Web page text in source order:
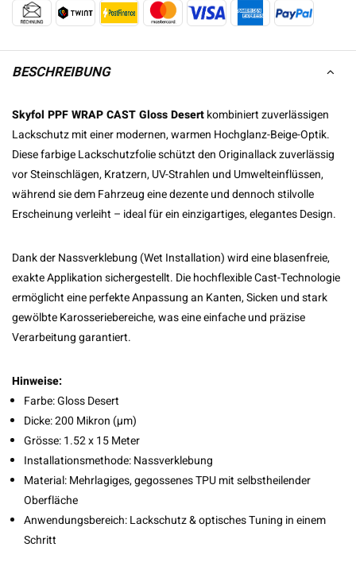
BESCHREIBUNG
Skyfol PPF WRAP CAST Gloss Desertkombiniert zuverlässigen
Lackschutz mit einer modernen, warmen Hochglanz-Beige-Optik.
Diese farbige Lackschutzfolie schützt den Originallack zuverlässig
vor Steinschlägen, Kratzern, UV-Strahlen und Umwelteinflüssen,
während sie dem Fahrzeug eine dezente und dennoch stilvolle
Erscheinung verleiht – ideal für ein einzigartiges, elegantes Design.
Dank der Nassverklebung (Wet Installation) wird eine blasenfreie,
exakte Applikation sichergestellt. Die hochflexible Cast-Technologie
ermöglicht eine perfekte Anpassung an Kanten, Sicken und stark
gewölbte Karosseriebereiche, was eine einfache und präzise
Verarbeitung garantiert.
Hinweise:
Farbe: Gloss Desert
Dicke: 200 Mikron (µm)
Grösse: 1.52 x 15 Meter
Installationsmethode: Nassverklebung
Material: Mehrlagiges, gegossenes TPU mit selbstheilender
Oberfläche
Anwendungsbereich: Lackschutz & optisches Tuning in einem
Schritt